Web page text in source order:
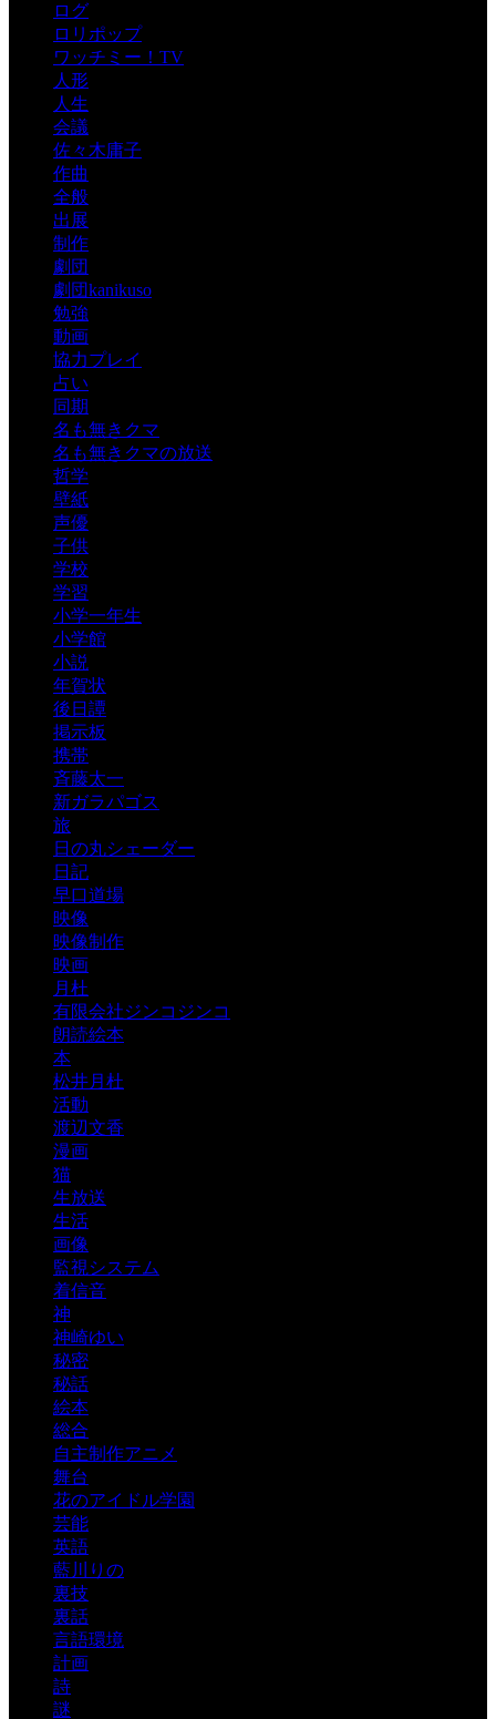
ログ
ロリポップ
ワッチミー！TV
人形
人生
会議
佐々木庸子
作曲
全般
出展
制作
劇団
劇団kanikuso
勉強
動画
協力プレイ
占い
同期
名も無きクマ
名も無きクマの放送
哲学
壁紙
声優
子供
学校
学習
小学一年生
小学館
小説
年賀状
後日譚
掲示板
携帯
斉藤太一
新ガラパゴス
旅
日の丸シェーダー
日記
早口道場
映像
映像制作
映画
月杜
有限会社ジンコジンコ
朗読絵本
本
松井月杜
活動
渡辺文香
漫画
猫
生放送
生活
画像
監視システム
着信音
神
神崎ゆい
秘密
秘話
絵本
総合
自主制作アニメ
舞台
花のアイドル学園
芸能
英語
藍川りの
裏技
裏話
言語環境
計画
詩
謎